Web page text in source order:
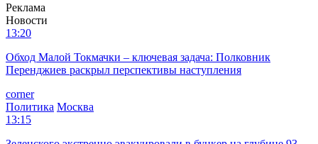
Реклама
Новости
13:20
Обход Малой Токмачки – ключевая задача: Полковник
Перенджиев раскрыл перспективы наступления
corner
Политика Москва
13:15